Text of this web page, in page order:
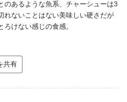
のあるような魚系、チャーシューは3
れないことはない美味しい硬さだが
ろけない感じの食感。
共有